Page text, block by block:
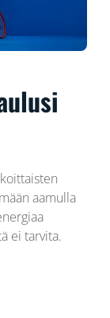
aamulla
ei tarvita.